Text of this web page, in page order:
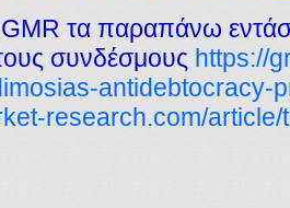
τα παραπάνω
συνδέσμους https://
antidebtocracy-
research.com/